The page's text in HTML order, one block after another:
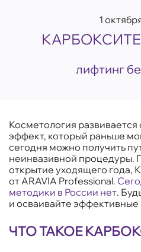
1
лифтинг
Косметология развивается
эффект, который раньше
сегодня можно получить
неинвазивной процедуры.
открытие уходящего года,
от ARAVIA Professional.
методики в России нет.
и осваивайте
ЧТО ТАКОЕ